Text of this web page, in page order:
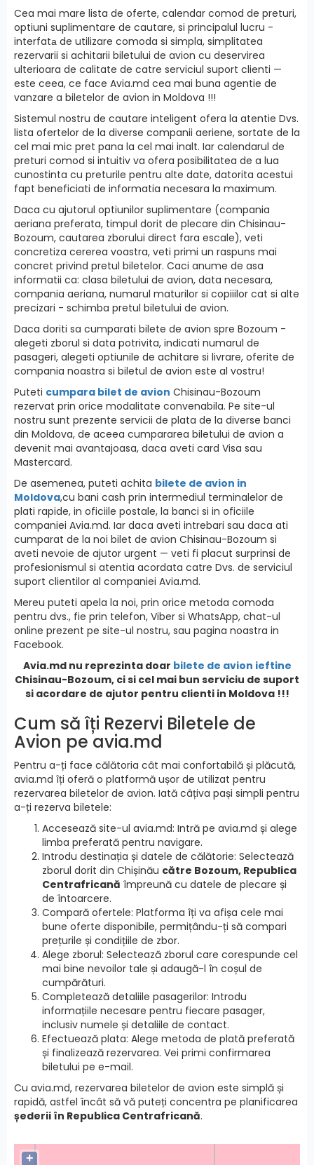
Cea mai mare lista de oferte, calendar comod de preturi,
optiuni suplimentare de cautare, si principalul lucru -
interfatа de utilizare comoda si simpla, simplitatea
rezervarii si achitarii biletului de avion cu deservirea
ulterioara de calitate de catre serviciul suport clienti —
este ceea, ce face Avia.md cea mai buna agentie de
vanzare a biletelor de avion in Moldova !!!
Sistemul nostru de cautare inteligent ofera la atentie Dvs.
lista ofertelor de la diverse companii aeriene, sortate de la
cel mai mic pret pana la cel mai inalt. Iar calendarul de
preturi comod si intuitiv va ofera posibilitatea de a lua
cunostinta cu preturile pentru alte date, datorita acestui
fapt beneficiati de informatia necesara la maximum.
Daca cu ajutorul optiunilor suplimentare (compania
aeriana preferata, timpul dorit de plecare din Chisinau-
Bozoum, cautarea zborului direct fara escale), veti
concretiza cererea voastra, veti primi un raspuns mai
concret privind pretul biletelor. Caci anume de asa
informatii ca: clasa biletului de avion, data necesara,
compania aeriana, numarul maturilor si copiiilor cat si alte
precizari - schimba pretul biletului de avion.
Daca doriti sa cumparati bilete de avion spre Bozoum -
alegeti zborul si data potrivita, indicati numarul de
pasageri, alegeti optiunile de achitare si livrare, oferite de
compania noastra si biletul de avion este al vostru!
Puteti cumpara bilet de avion Chisinau-Bozoum
rezervat prin orice modalitate convenabila. Pe site-ul
nostru sunt prezente servicii de plata de la diverse banci
din Moldova, de aceea cumpararea biletului de avion a
devenit mai avantajoasa, daca aveti card Visa sau
Mastercard.
De asemenea, puteti achita bilete de avion in
Moldova,cu bani cash prin intermediul terminalelor de
plati rapide, in oficiile postale, la banci si in oficiile
companiei Avia.md. Iar daca aveti intrebari sau daca ati
cumparat de la noi bilet de avion Chisinau-Bozoum si
aveti nevoie de ajutor urgent — veti fi placut surprinsi de
profesionismul si atentia acordata catre Dvs. de serviciul
suport clientilor al companiei Avia.md.
Mereu puteti apela la noi, prin orice metoda comoda
pentru dvs., fie prin telefon, Viber si WhatsApp, chat-ul
online prezent pe site-ul nostru, sau pagina noastra in
Facebook.
Avia.md nu reprezinta doar bilete de avion ieftine
Chisinau-Bozoum, ci si cel mai bun serviciu de suport
si acordare de ajutor pentru clienti in Moldova !!!
Cum să îți Rezervi Biletele de
Avion pe avia.md
Pentru a-ți face călătoria cât mai confortabilă și plăcută,
avia.md îți oferă o platformă ușor de utilizat pentru
rezervarea biletelor de avion. Iată câțiva pași simpli pentru
a-ți rezerva biletele:
Accesează site-ul avia.md: Intră pe avia.md și alege
limba preferată pentru navigare.
Introdu destinația și datele de călătorie: Selectează
zborul dorit din Chișinău către Bozoum, Republica
Centrafricană împreună cu datele de plecare și
de întoarcere.
Compară ofertele: Platforma îți va afișa cele mai
bune oferte disponibile, permițându-ți să compari
prețurile și condițiile de zbor.
Alege zborul: Selectează zborul care corespunde cel
mai bine nevoilor tale și adaugă-l în coșul de
cumpărături.
Completează detaliile pasagerilor: Introdu
informațiile necesare pentru fiecare pasager,
inclusiv numele și detaliile de contact.
Efectuează plata: Alege metoda de plată preferată
și finalizează rezervarea. Vei primi confirmarea
biletului pe e-mail.
Cu avia.md, rezervarea biletelor de avion este simplă și
rapidă, astfel încât să vă puteți concentra pe planificarea
șederii în Republica Centrafricană.
+